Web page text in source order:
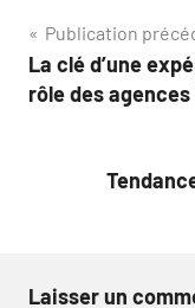
Navigation
de
Publication
La clé d’une
rôle des
Laisser un